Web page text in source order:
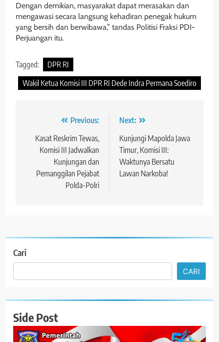
Dengan demikian, masyarakat dapat merasakan dan
mengawasi secara langsung kehadiran penegak hukum
yang bersih dan berwibawa,” tandas Politisi Fraksi PDI-
Perjuangan itu.
Tagged:
DPR RI
Wakil Ketua Komisi III DPR RI Dede Indra Permana Soediro
Navigasi
pos
Previous:
Kasat Reskrim Tewas,
Komisi III Jadwalkan
Kunjungan dan
Pemanggilan Pejabat
Polda-Polri
Next:
Kunjungi Mapolda Jawa
Timur, Komisi III:
Waktunya Bersatu
Lawan Narkoba!
Cari
CARI
Side Post